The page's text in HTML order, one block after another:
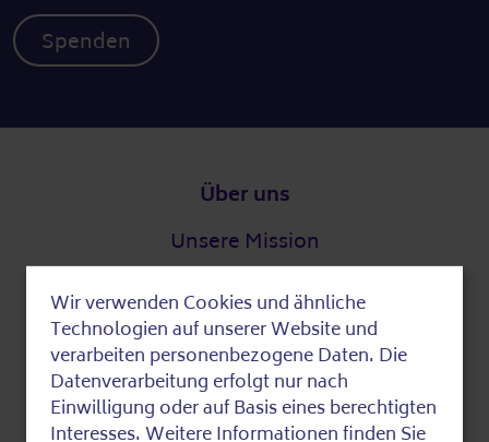
Spenden
Über uns
Unsere Mission
Über die AWO
Digitalstrategie
DigitalPakt Alter
Use
of
personal
Wir verwenden Cookies und ähnliche
Technologien auf unserer Website und
verarbeiten personenbezogene Daten. Die
Datenverarbeitung erfolgt nur nach
Einwilligung oder auf Basis eines berechtigten
Interesses. Weitere Informationen finden Sie